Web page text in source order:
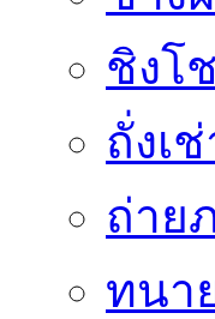
ชิงโ
ถั่งเช่
ถ่าย
ทนา